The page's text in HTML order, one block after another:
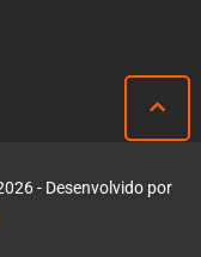
- Desenvolvido por